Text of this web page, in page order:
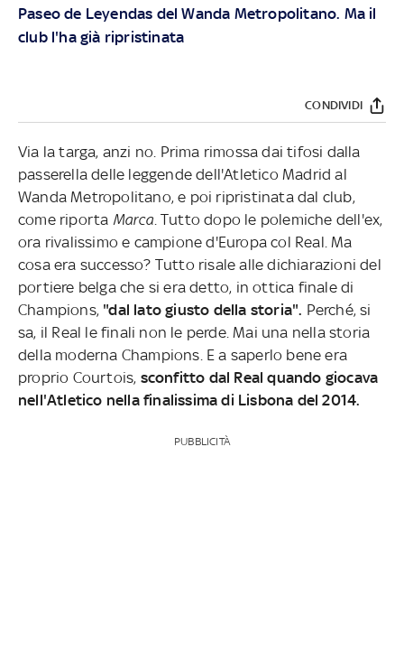
Paseo de Leyendas del Wanda Metropolitano. Ma il
club l'ha già ripristinata
CONDIVIDI
Via la targa, anzi no. Prima rimossa dai tifosi dalla
passerella delle leggende dell'Atletico Madrid al
Wanda Metropolitano, e poi ripristinata dal club,
come riporta Marca. Tutto dopo le polemiche dell'ex,
ora rivalissimo e campione d'Europa col Real. Ma
cosa era successo? Tutto risale alle dichiarazioni del
portiere belga che si era detto, in ottica finale di
Champions, "dal lato giusto della storia". Perché, si
sa, il Real le finali non le perde. Mai una nella storia
della moderna Champions. E a saperlo bene era
proprio Courtois, sconfitto dal Real quando giocava
nell'Atletico nella finalissima di Lisbona del 2014.
PUBBLICITÀ